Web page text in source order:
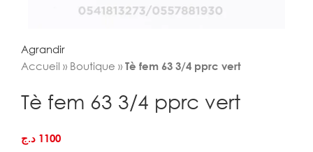
Agrandir
Accueil » Boutique » Tè fem 63 3/4 pprc vert
Tè fem 63 3/4 pprc vert
1100 د.ج